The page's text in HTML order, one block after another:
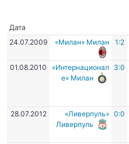
Дата
24.07.2009
«Милан» Милан 1:2
01.08.2010
«Интернационал
е» Милан
3:0
28.07.2012
«Ливерпуль»
Ливерпуль
0:0